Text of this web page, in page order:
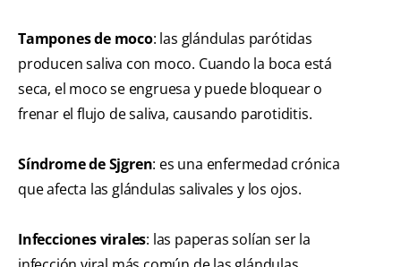
Tampones de moco: las glándulas parótidas
producen saliva con moco. Cuando la boca está
seca, el moco se engruesa y puede bloquear o
frenar el flujo de saliva, causando parotiditis.
Síndrome de Sjgren: es una enfermedad crónica
que afecta las glándulas salivales y los ojos.
Infecciones virales: las paperas solían ser la